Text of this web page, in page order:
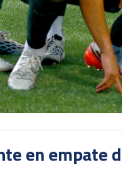
en empate